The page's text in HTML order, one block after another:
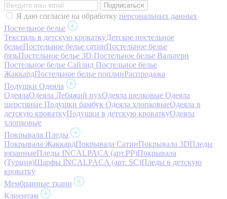
Я даю согласие на обработку персональных данных
Постельное белье
Текстиль в детскую кроваткуДетское постельное
бельеПостельное белье сатинПостельное белье
бязьПостельное белье 3D Постельное белье Вальтери
Постельное белье Сайлид Постельное белье
ЖаккардПостельное белье поплинРаспродажа
Подушки Одеяла
ОдеялаОдеяла Лебяжий пухОдеяла шелковые Одеяла
шерстяные Подушки бамбук Одеяла хлопковыеОдеяла в
детскую кроваткуПодушки в детскую кроваткуОдеяла
хлопковые
Покрывала Пледы
Покрывала ЖаккардПокрывала СатинПокрывала 3DПледы
вязанныеПледы INCALPACA (арт.PP)Покрывала
(Турция)Шарфы INCALPACA (арт. SC)Пледы в детскую
кроватку
Мембранные ткани
Клиентам